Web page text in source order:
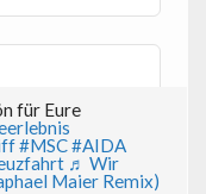
für Eure
#MSC#AIDA
♬ Wir
Maier Remix)